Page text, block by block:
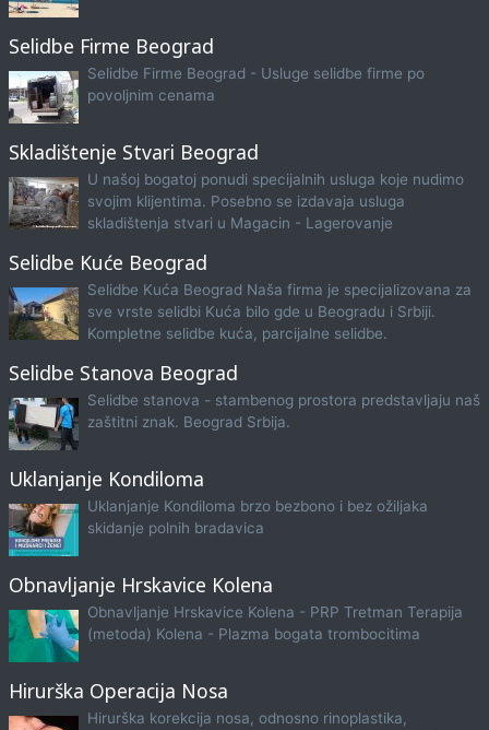
Selidbe Firme Beograd
Selidbe Firme Beograd - Usluge selidbe firme po
povoljnim cenama
Skladištenje Stvari Beograd
U našoj bogatoj ponudi specijalnih usluga koje nudimo
svojim klijentima. Posebno se izdavaja usluga
skladištenja stvari u Magacin - Lagerovanje
Selidbe Kuće Beograd
Selidbe Kuća Beograd Naša firma je specijalizovana za
sve vrste selidbi Kuća bilo gde u Beogradu i Srbiji.
Kompletne selidbe kuća, parcijalne selidbe.
Selidbe Stanova Beograd
Selidbe stanova - stambenog prostora predstavljaju naš
zaštitni znak. Beograd Srbija.
Uklanjanje Kondiloma
Uklanjanje Kondiloma brzo bezbono i bez ožiljaka
skidanje polnih bradavica
Obnavljanje Hrskavice Kolena
Obnavljanje Hrskavice Kolena - PRP Tretman Terapija
(metoda) Kolena - Plazma bogata trombocitima
Hirurška Operacija Nosa
Hirurška korekcija nosa, odnosno rinoplastika,